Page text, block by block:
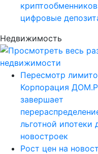
цифровые
Недвижимость
Пересмотр
Корпорация
завершает
льготной ипотеки
новостроек
Рост цен на